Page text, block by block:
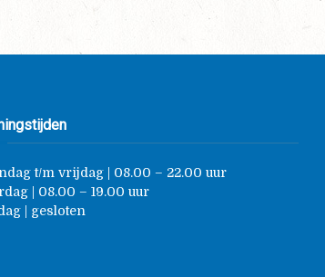
t/m vrijdag | 08.00 – 22.00 uur
| 08.00 – 19.00 uur
| gesloten